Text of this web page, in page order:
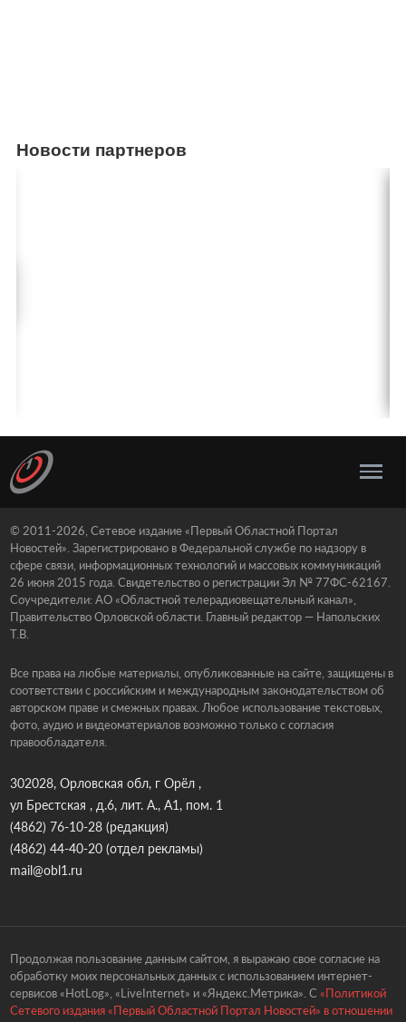
Новости партнеров
© 2011-2026, Сетевое издание «Первый Областной Портал
Новостей». Зарегистрировано в Федеральной службе по надзору в
сфере связи, информационных технологий и массовых коммуникаций
26 июня 2015 года. Свидетельство о регистрации Эл № 77ФС-62167.
Соучредители: АО «Областной телерадиовещательный канал»,
Правительство Орловской области. Главный редактор — Напольских
Т.В.
Все права на любые материалы, опубликованные на сайте, защищены в
соответствии с российским и международным законодательством об
авторском праве и смежных правах. Любое использование текстовых,
фото, аудио и видеоматериалов возможно только с согласия
правообладателя.
302028, Орловская обл, г Орёл ,
ул Брестская , д.6, лит. А., А1, пом. 1
(4862) 76-10-28(редакция)
(4862) 44-40-20(отдел рекламы)
mail@obl1.ru
Продолжая пользование данным сайтом, я выражаю свое согласие на
обработку моих персональных данных с использованием интернет-
сервисов «HotLog», «LiveInternet» и «Яндекс.Метрика». С «Политикой
Сетевого издания «Первый Областной Портал Новостей» в отношении